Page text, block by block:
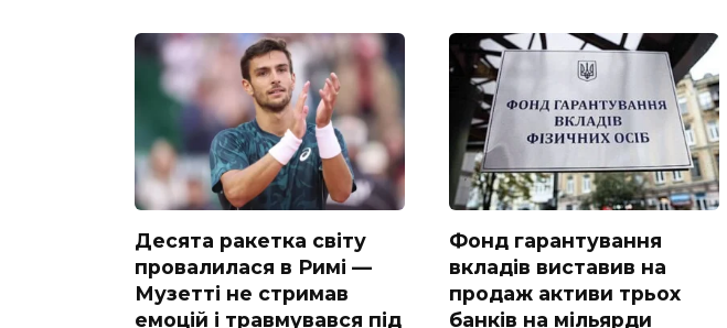
Десята ракетка світу
провалилася в Римі —
Музетті не стримав
емоцій і травмувався під
Фонд гарантування
вкладів виставив на
продаж активи трьох
банків на мільярди